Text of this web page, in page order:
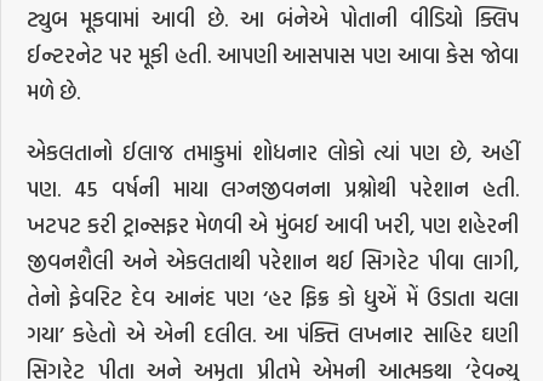
ટ્યુબ મૂકવામાં આવી છે. આ બંનેએ પોતાની વીડિયો ક્લિપ
ઈન્ટરનેટ પર મૂકી હતી. આપણી આસપાસ પણ આવા કેસ જોવા
મળે છે.
એકલતાનો ઈલાજ તમાકુમાં શોધનાર લોકો ત્યાં પણ છે, અહીં
પણ. 45 વર્ષની માયા લગ્નજીવનના પ્રશ્નોથી પરેશાન હતી.
ખટપટ કરી ટ્રાન્સફર મેળવી એ મુંબઈ આવી ખરી, પણ શહેરની
જીવનશૈલી અને એકલતાથી પરેશાન થઈ સિગરેટ પીવા લાગી,
તેનો ફેવરિટ દેવ આનંદ પણ ‘હર ફિક્ર કો ધુએં મેં ઉડાતા ચલા
ગયા’ કહેતો એ એની દલીલ. આ પંક્તિ લખનાર સાહિર ઘણી
સિગરેટ પીતા અને અમૃતા પ્રીતમે એમની આત્મકથા ‘રેવન્યુ